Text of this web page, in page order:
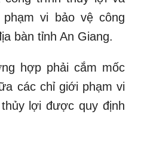
vi bảo vệ công
bàn tỉnh An Giang.
hợp phải cắm mốc
các chỉ giới phạm vi
lợi được quy định